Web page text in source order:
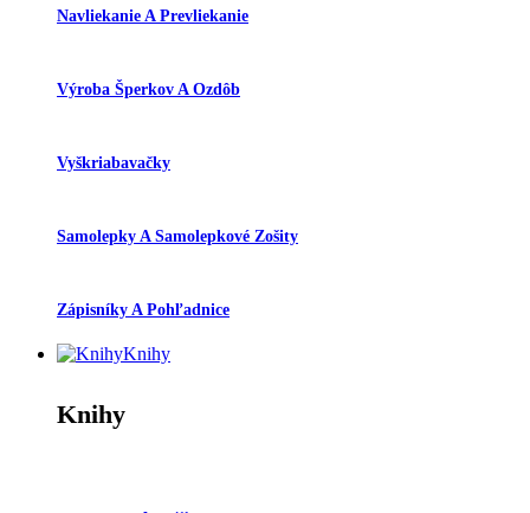
Navliekanie A Prevliekanie
Výroba Šperkov A Ozdôb
Vyškriabavačky
Samolepky A Samolepkové Zošity
Zápisníky A Pohľadnice
Knihy
Knihy